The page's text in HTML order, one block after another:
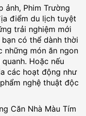
ảnh, Phim Trường
điểm du lịch tuyệt
trải nghiệm mới
có thể dành thời
những món ăn ngon
Hoặc nếu
các hoạt động như
nghệ thuật độc
Căn Nhà Màu Tím